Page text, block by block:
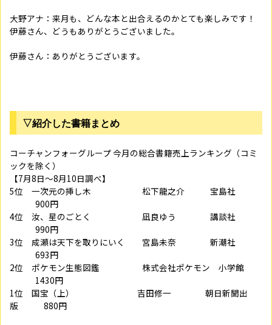
大野アナ：来月も、どんな本と出合えるのかとても楽しみです！
伊藤さん、どうもありがとうございました。
伊藤さん：ありがとうございます。
▽紹介した書籍まとめ
コーチャンフォーグループ 今月の総合書籍売上ランキング（コミ
ックを除く）
【7月8日～8月10日調べ】
5位 一次元の挿し木 松下龍之介 宝島社
900円
4位 汝、星のごとく 凪良ゆう 講談社
990円
3位 成瀬は天下を取りにいく 宮島未奈 新潮社
693円
2位 ポケモン生態図鑑 株式会社ポケモン 小学館
1430円
1位 国宝（上） 吉田修一 朝日新聞出
版 880円